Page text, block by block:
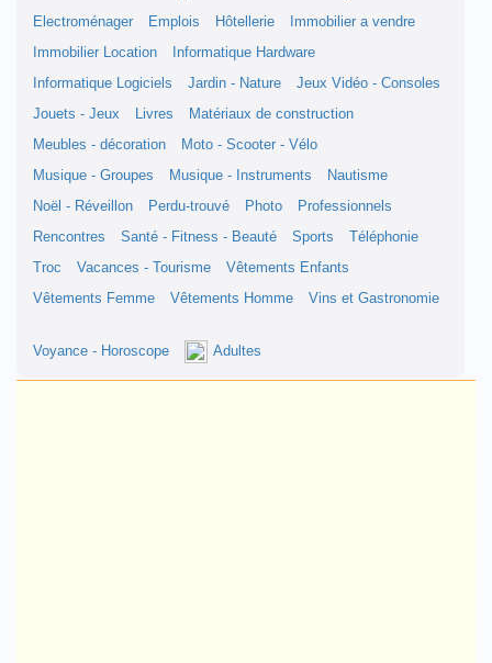
Electroménager
Emplois Hôtellerie
Immobilier a vendre
Immobilier Location
Informatique Hardware
Informatique Logiciels
Jardin - Nature
Jeux Vidéo - Consoles
Jouets - Jeux
Livres
Matériaux de construction
Meubles - décoration
Moto - Scooter - Vélo
Musique - Groupes
Musique - Instruments
Nautisme
Noël - Réveillon
Perdu-trouvé Photo
Professionnels
Rencontres
Santé - Fitness - Beauté Sports
Téléphonie
Troc
Vacances - Tourisme
Vêtements Enfants
Vêtements Femme
Vêtements Homme Vins et Gastronomie
Voyance - Horoscope Adultes